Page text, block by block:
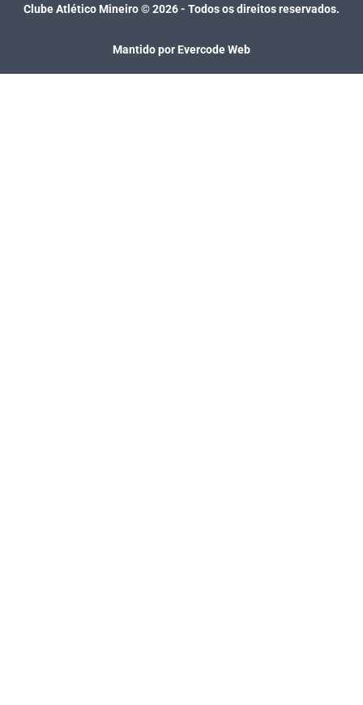
Clube Atlético Mineiro ©2026- Todos os direitos reservados.
Mantido por Evercode Web